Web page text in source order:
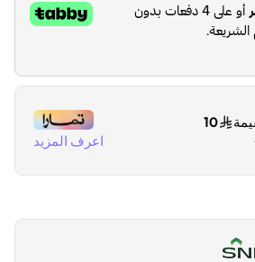
10
اعرف المزيد